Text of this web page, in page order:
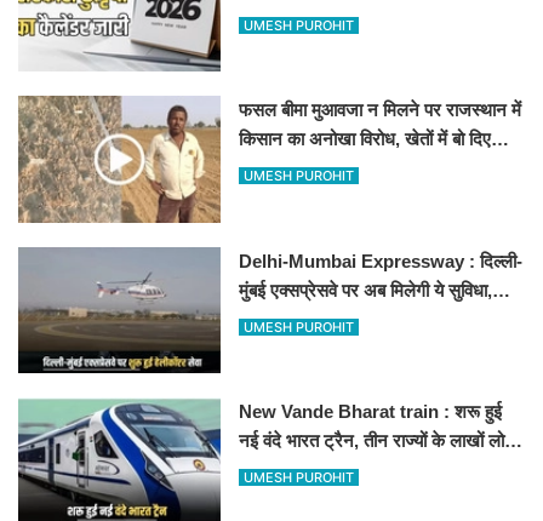
अवकाश, देखें
UMESH PUROHIT
फसल बीमा मुआवजा न मिलने पर राजस्थान में
किसान का अनोखा विरोध, खेतों में बो दिए
500-500 रुपए के नोट, वीडियो वायरल
UMESH PUROHIT
Delhi-Mumbai Expressway : दिल्ली-
मुंबई एक्सप्रेसवे पर अब मिलेगी ये सुविधा,
हेलीकॉप्टर सर्विस से तुरंत घायल पहुंचेगा
UMESH PUROHIT
New Vande Bharat train : शरू हुई
नई वंदे भारत ट्रैन, तीन राज्यों के लाखों लोगों
का सफर होगा आसान, देखें पूरा रूटमैप
UMESH PUROHIT